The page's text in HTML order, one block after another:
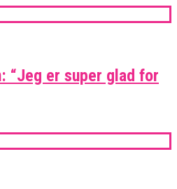
“Jeg er super glad for